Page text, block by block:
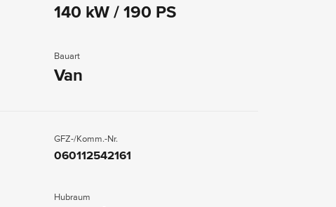
140 kW / 190 PS
Bauart
Van
GFZ-/Komm.-Nr.
060112542161
Hubraum